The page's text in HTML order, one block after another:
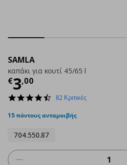
SAMLA
καπάκι για κουτί 45/65 l
€3,00
Τρέχουσα τιμή
4.3
rating
82 Κριτικές
15 πόντους ανταμοιβής
704.550.87